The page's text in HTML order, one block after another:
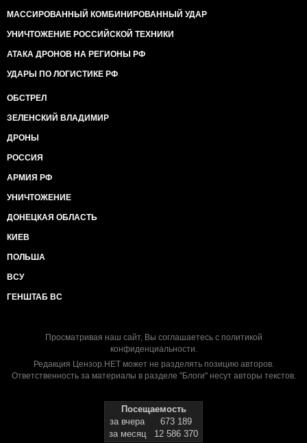
МАССИРОВАННЫЙ КОМБИНИРОВАННЫЙ УДАР
УНИЧТОЖЕНИЕ РОССИЙСКОЙ ТЕХНИКИ
АТАКА ДРОНОВ НА РЕГИОНЫ РФ
УДАРЫ ПО ЛОГИСТИКЕ РФ
ОБСТРЕЛ
ЗЕЛЕНСКИЙ ВЛАДИМИР
ДРОНЫ
РОССИЯ
АРМИЯ РФ
УНИЧТОЖЕНИЕ
ДОНЕЦКАЯ ОБЛАСТЬ
КИЕВ
ПОЛЬША
ВСУ
ГЕНШТАБ ВС
Просматривая наш сайт, Вы соглашаетесь с политикой
конфиденциальности.
Редакция Цензор.НЕТ может не разделять позицию авторов.
Ответственность за материалы в разделе "Блоги" несут авторы текстов.
Посещаемость
за вчера
673 189
за месяц
12 586 370